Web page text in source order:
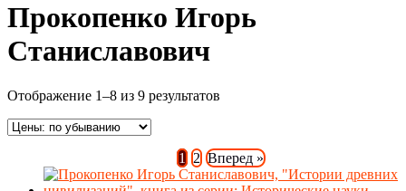
Прокопенко Игорь
Станиславович
Отображение 1–8 из 9 результатов
1 2 Вперед »